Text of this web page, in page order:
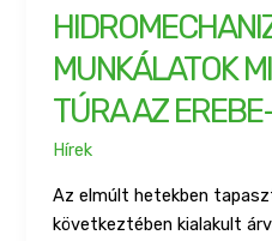
MUNKÁLATOK
TÚRA AZ
Hírek
Az elmúlt hetekben
következtében kialakult